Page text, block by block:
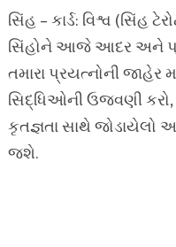
સિંહ – કાર્ડ: વિશ્વ (સિંહ
સિંહોને આજે આદર અને
તમારા પ્રયત્નોની જાહેર
સિદ્ધિઓની ઉજવણી કરો,
કૃતજ્ઞતા સાથે જોડાયેલો
જશે.